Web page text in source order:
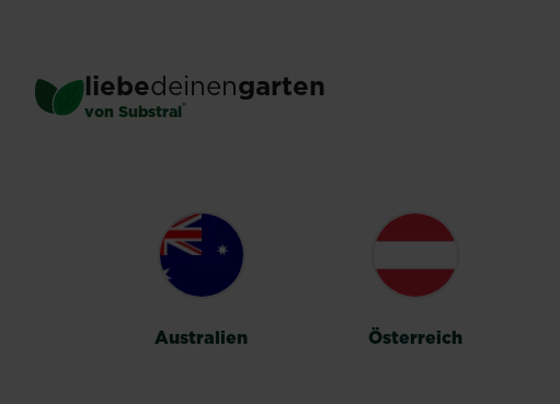
content
liebedeinengarten
von Substral®
Australien Österreich